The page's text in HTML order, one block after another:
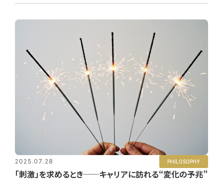
2025.07.28 PHILOSOPHY
「刺激」を求めるとき──キャリアに訪れる“変化の予兆”